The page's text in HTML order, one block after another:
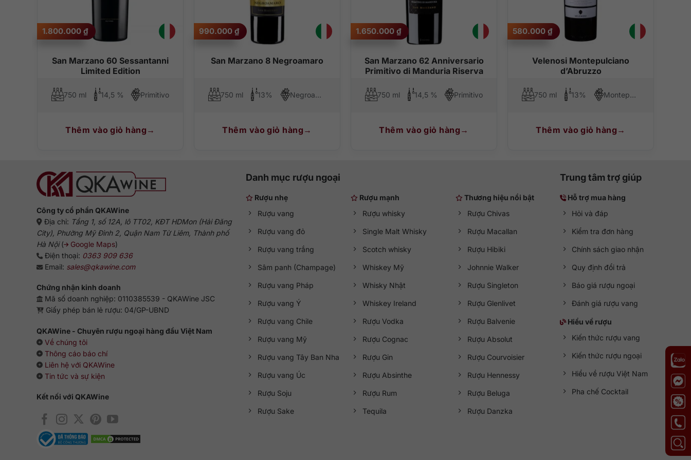
Hãy cùng QKAWine trải nghiệm những dòng rượu vang chất lượng với mức giá phải chăng. Tất cả rượu vang tại QKAWine đều nhập khẩu chính hãng từ những quốc gia nổi tiếng như
Pháp, Ý, Tây Ban Nha, Úc, Mỹ, Chile,… sẽ làm hài lòng thực khách của bạn.
San Marzano 60 Sessantanni
Limited Edition
1.800.000 ₫
750 ml 14,5 % Primitivo
Thêm vào giỏ hàng
San Marzano 8 Negroamaro
990.000 ₫
750 ml 13% Negroamaro
Thêm vào giỏ hàng
San Marzano 62 Anniversario
Primitivo di Manduria Riserva
1.650.000 ₫
750 ml 14,5 % Primitivo
Thêm vào giỏ hàng
Velenosi Montepulciano
d’Abruzzo
580.000 ₫
750 ml 13% Montepulciano
Thêm vào giỏ hàng
Công ty cổ phần QKAWine
Địa chỉ: Tầng 1, số 12A, lô TT02, KĐT HDMon (Hải Đăng
City), Phường Mỹ Đình 2, Quận Nam Từ Liêm, Thành phố
Hà Nội( Google Maps)
Điện thoại: 0363 909 636
Email: sales@qkawine.com
Chứng nhận kinh doanh
Mã số doanh nghiệp: 0110385539 - QKAWine JSC
Giấy phép bán lẻ rượu: 04/GP-UBND
QKAWine - Chuyên rượu ngoại hàng đầu Việt Nam
Về chúng tôi
Thông cáo báo chí
Liên hệ với QKAWine
Tin tức và sự kiện
Kết nối với QKAWine
Danh mục rượu ngoại
Rượu nhẹ
Rượu vang
Rượu vang đỏ
Rượu vang trắng
Sâm panh (Champage)
Rượu vang Pháp
Rượu vang Ý
Rượu vang Chile
Rượu vang Mỹ
Rượu vang Tây Ban Nha
Rượu vang Úc
Rượu Soju
Rượu Sake
Rượu mạnh
Rượu whisky
Single Malt Whisky
Scotch whisky
Whiskey Mỹ
Whisky Nhật
Whiskey Ireland
Rượu Vodka
Rượu Cognac
Rượu Gin
Rượu Absinthe
Rượu Rum
Tequila
Thương hiệu nổi bật
Rượu Chivas
Rượu Macallan
Rượu Hibiki
Johnnie Walker
Rượu Singleton
Rượu Glenlivet
Rượu Balvenie
Rượu Absolut
Rượu Courvoisier
Rượu Hennessy
Rượu Beluga
Rượu Danzka
Trung tâm trợ giúp
Hỗ trợ mua hàng
Hỏi và đáp
Kiểm tra đơn hàng
Chính sách giao nhận
Quy định đổi trả
Báo giá rượu ngoại
Đánh giá rượu vang
Hiểu về rượu
Kiến thức rượu vang
Kiến thức rượu ngoại
Hiểu về rượu Việt Nam
Pha chế Cocktail